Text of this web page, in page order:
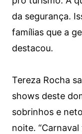
da segurança.
famílias que a
destacou.
Tereza Rocha
shows deste
sobrinhos e
noite.